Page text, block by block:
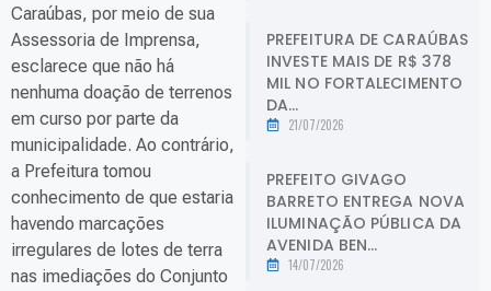
Caraúbas, por meio de sua
Assessoria de Imprensa,
esclarece que não há
nenhuma doação de terrenos
em curso por parte da
municipalidade. Ao contrário,
a Prefeitura tomou
conhecimento de que estaria
havendo marcações
irregulares de lotes de terra
nas imediações do Conjunto
PREFEITURA DE CARAÚBAS
INVESTE MAIS DE R$ 378
MIL NO FORTALECIMENTO
DA...
21/07/2026
PREFEITO GIVAGO
BARRETO ENTREGA NOVA
ILUMINAÇÃO PÚBLICA DA
AVENIDA BEN...
14/07/2026